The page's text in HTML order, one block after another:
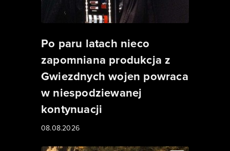
Po paru latach nieco
zapomniana produkcja z
Gwiezdnych wojen powraca
w niespodziewanej
kontynuacji
08.08.2026